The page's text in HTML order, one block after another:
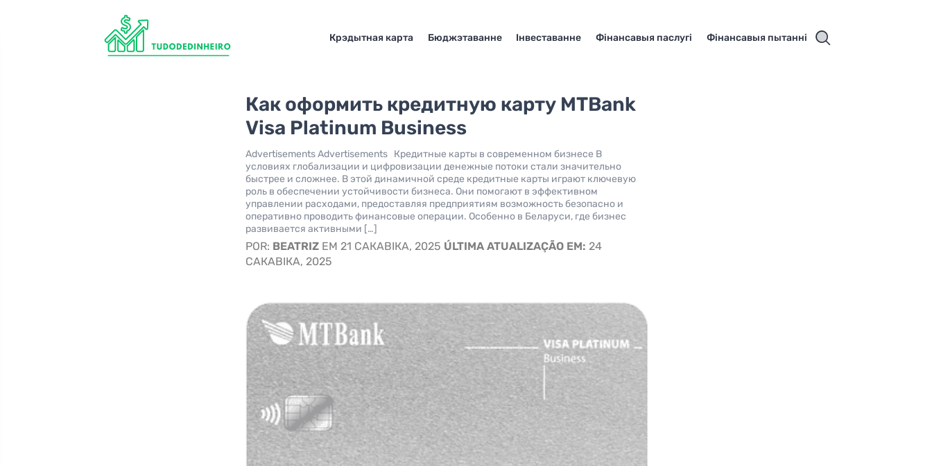
Крэдытная карта Бюджэтаванне Інвеставанне Фінансавыя паслугі Фінансавыя пытанні
Как оформить кредитную карту MTBank
Visa Platinum Business
Advertisements Advertisements Кредитные карты в современном бизнесе В
условиях глобализации и цифровизации денежные потоки стали значительно
быстрее и сложнее. В этой динамичной среде кредитные карты играют ключевую
роль в обеспечении устойчивости бизнеса. Они помогают в эффективном
управлении расходами, предоставляя предприятиям возможность безопасно и
оперативно проводить финансовые операции. Особенно в Беларуси, где бизнес
развивается активными […]
POR: BEATRIZ EM 21 САКАВІКА, 2025 ÚLTIMA ATUALIZAÇÃO EM: 24
САКАВІКА, 2025